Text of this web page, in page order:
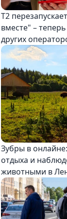
Т2
вместе" –
других
Зубры в
отдыха и
животными в